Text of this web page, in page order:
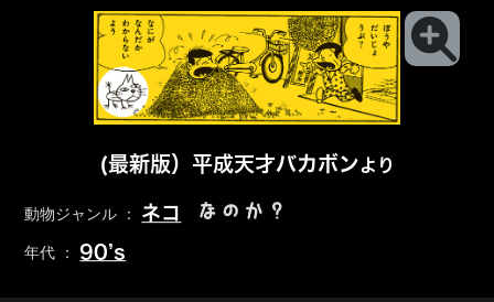
(最新版）平成天才バカボンより
動物ジャンル ： ネコ なのか？
年代 ： 90’s